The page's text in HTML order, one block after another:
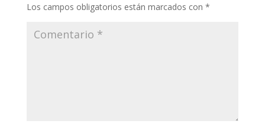
Los campos obligatorios están marcados con *